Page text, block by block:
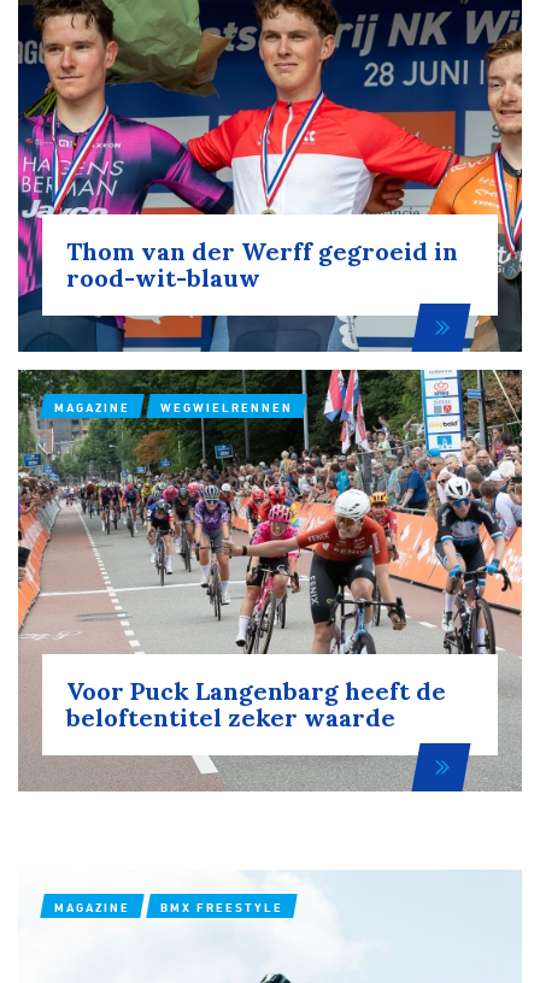
Over ons
Lid worden
Thom van der Werff gegroeid in
rood-wit-blauw
MAGAZINE WEGWIELRENNEN
Voor Puck Langenbarg heeft de
beloftentitel zeker waarde
MAGAZINE BMX FREESTYLE
Pumptrack Fixed gear